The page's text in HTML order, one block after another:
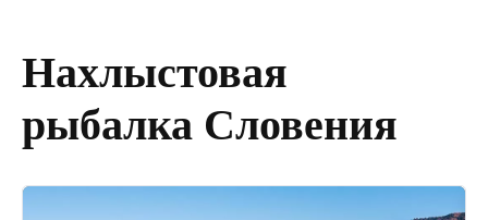
Нахлыстовая
рыбалка Словения